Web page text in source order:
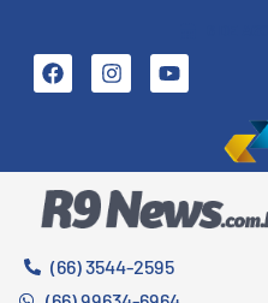
(66) 3544-2595